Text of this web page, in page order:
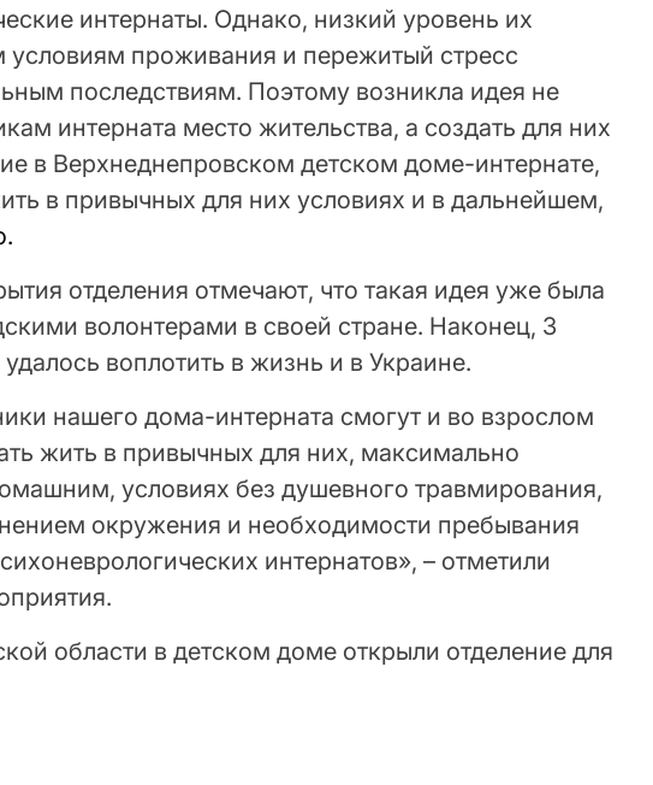
интернаты. Однако, низкий уровень их
условиям проживания и пережитый стресс
последствиям. Поэтому возникла идея не
интерната место жительства, а создать для них
в Верхнеднепровском детском доме-интернате,
в привычных для них условиях и в дальнейшем,
отделения отмечают, что такая идея уже была
волонтерами в своей стране. Наконец, 3
воплотить в жизнь и в Украине.
нашего дома-интерната смогут и во взрослом
жить в привычных для них, максимально
условиях без душевного травмирования,
окружения и необходимости пребывания
интернатов», – отметили